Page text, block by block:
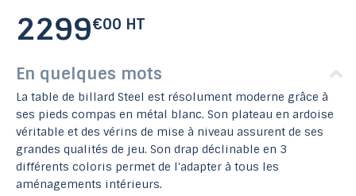
2299€00 HT
En quelques mots
La table de billard Steel est résolument moderne grâce à
ses pieds compas en métal blanc. Son plateau en ardoise
véritable et des vérins de mise à niveau assurent de ses
grandes qualités de jeu. Son drap déclinable en 3
différents coloris permet de l'adapter à tous les
aménagements intérieurs.